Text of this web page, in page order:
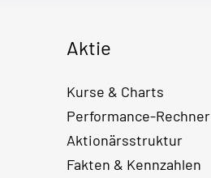
Aktie
Kurse & Charts
Performance-Rechner
Aktionärsstruktur
Fakten & Kennzahlen